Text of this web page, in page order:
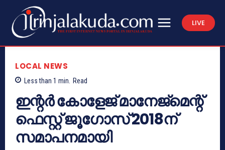
LIVE
LOCAL NEWS
Less than 1 min. Read
ഇന്റര്‍ കോളേജ് മാനേജ്‌മെന്റ്
ഫെസ്റ്റ് ജൂഗോസ് 2018ന്
സമാപനമായി